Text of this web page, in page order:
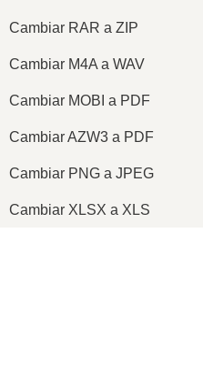
Cambiar RAR a ZIP
Cambiar M4A a WAV
Cambiar MOBI a PDF
Cambiar AZW3 a PDF
Cambiar PNG a JPEG
Cambiar XLSX a XLS